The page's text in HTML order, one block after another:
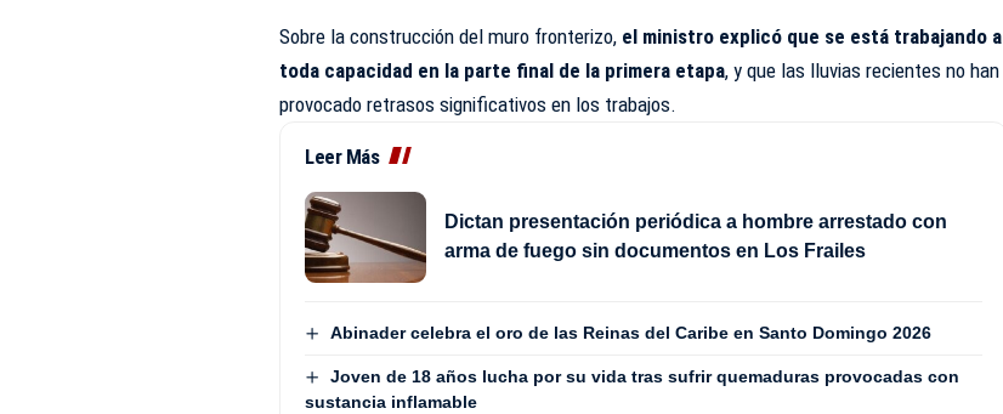
Sobre la construcción del muro fronterizo, el ministro explicó que se está trabajando a
toda capacidad en la parte final de la primera etapa, y que las lluvias recientes no han
provocado retrasos significativos en los trabajos.
Leer Más
Dictan presentación periódica a hombre arrestado con
arma de fuego sin documentos en Los Frailes
Abinader celebra el oro de las Reinas del Caribe en Santo Domingo 2026
Joven de 18 años lucha por su vida tras sufrir quemaduras provocadas con
sustancia inflamable